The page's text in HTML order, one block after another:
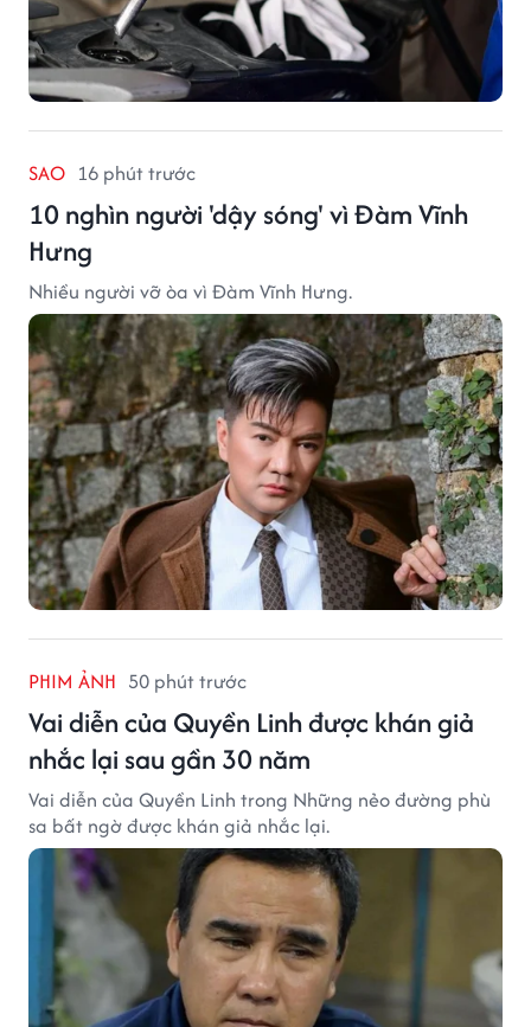
SAO 16 phút trước
10 nghìn người 'dậy sóng' vì Đàm Vĩnh
Hưng
Nhiều người vỡ òa vì Đàm Vĩnh Hưng.
PHIM ẢNH 50 phút trước
Vai diễn của Quyền Linh được khán giả
nhắc lại sau gần 30 năm
Vai diễn của Quyền Linh trong Những nẻo đường phù
sa bất ngờ được khán giả nhắc lại.